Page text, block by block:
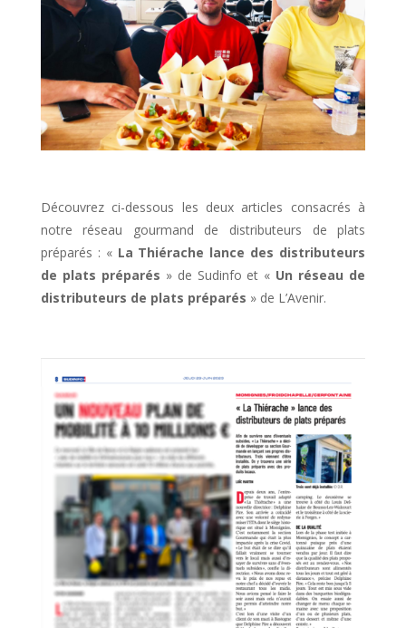
Découvrez ci-dessous les deux articles consacrés à
notre réseau gourmand de distributeurs de plats
préparés : « La Thiérache lance des distributeurs
de plats préparés » de Sudinfo et « Un réseau de
distributeurs de plats préparés » de L’Avenir.